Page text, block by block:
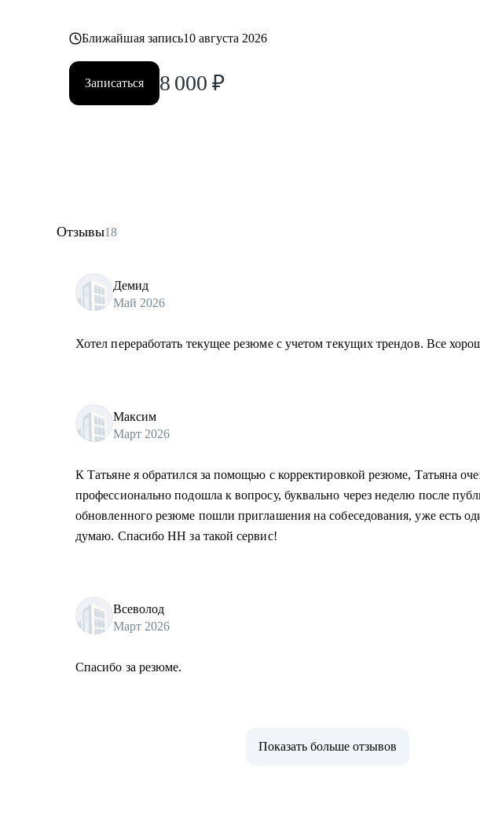
Ближайшая запись10 августа 2026
Записаться 8 000 ₽
Отзывы18
Демид
Май 2026
Хотел переработать текущее резюме с учетом текущих трендов. Все
Максим
Март 2026
К Татьяне я обратился за помощью с корректировкой резюме, Татьяна
профессионально подошла к вопросу, буквально через неделю после
обновленного резюме пошли приглашения на собеседования, уже есть
думаю. Спасибо HH за такой сервис!
Всеволод
Март 2026
Спасибо за резюме.
Показать больше отзывов